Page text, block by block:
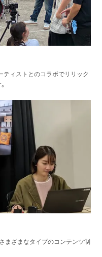
ティストとのコラボでリリック
まざまなタイプのコンテンツ制